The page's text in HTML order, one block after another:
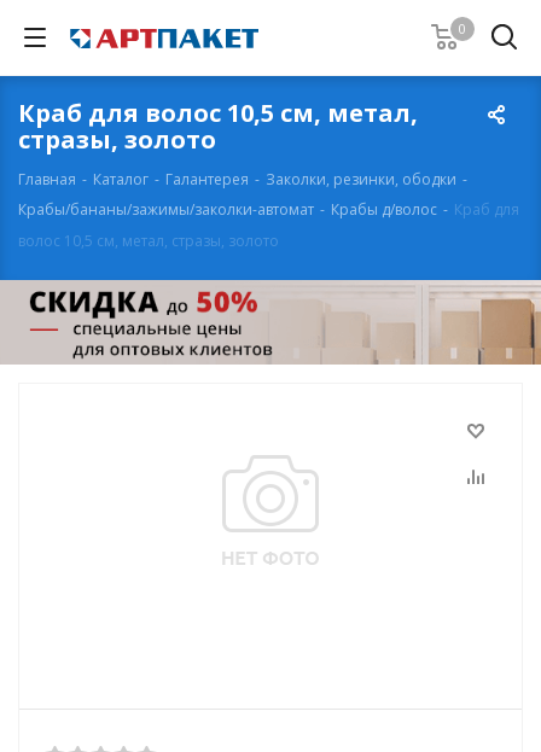
0
Краб для волос 10,5 см, метал,
стразы, золото
Главная - Каталог - Галантерея - Заколки, резинки, ободки -
Крабы/бананы/зажимы/заколки-автомат - Крабы д/волос - Краб для
волос 10,5 см, метал, стразы, золото